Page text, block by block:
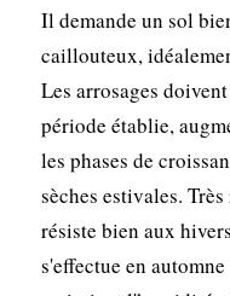
Il demande un sol
caillouteux,
Les arrosages
période établie,
les phases de
sèches estivales.
résiste bien aux
s'effectue en